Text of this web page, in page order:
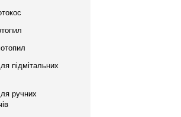
підмітальних
ручних